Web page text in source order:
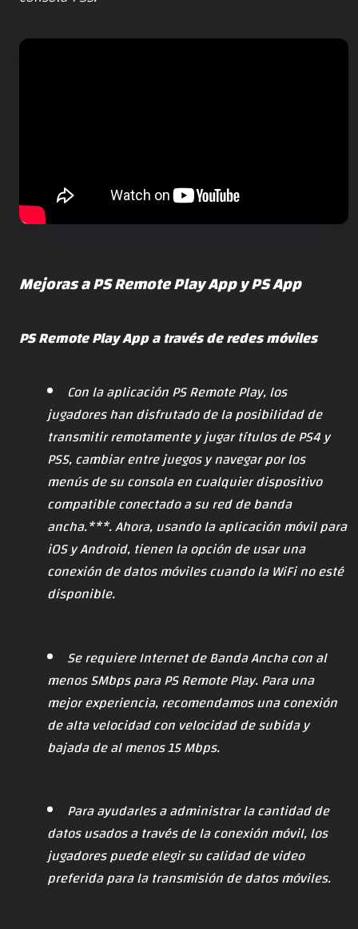
Mejoras a PS Remote Play App y PS App
PS Remote Play App a través de redes móviles
Con la aplicación PS Remote Play, los
jugadores han disfrutado de la posibilidad de
transmitir remotamente y jugar títulos de PS4 y
PS5, cambiar entre juegos y navegar por los
menús de su consola en cualquier dispositivo
compatible conectado a su red de banda
ancha.***. Ahora, usando la aplicación móvil para
iOS y Android, tienen la opción de usar una
conexión de datos móviles cuando la WiFi no esté
disponible.
Se requiere Internet de Banda Ancha con al
menos 5Mbps para PS Remote Play. Para una
mejor experiencia, recomendamos una conexión
de alta velocidad con velocidad de subida y
bajada de al menos 15 Mbps.
Para ayudarles a administrar la cantidad de
datos usados a través de la conexión móvil, los
jugadores puede elegir su calidad de video
preferida para la transmisión de datos móviles.